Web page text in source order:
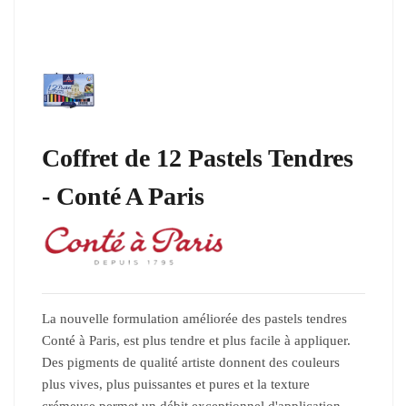
Coffret de 12 Pastels Tendres
- Conté A Paris
La nouvelle formulation améliorée des pastels tendres
Conté à Paris, est plus tendre et plus facile à appliquer.
Des pigments de qualité artiste donnent des couleurs
plus vives, plus puissantes et pures et la texture